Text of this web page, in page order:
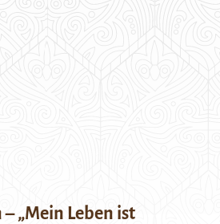
„Mein Leben ist